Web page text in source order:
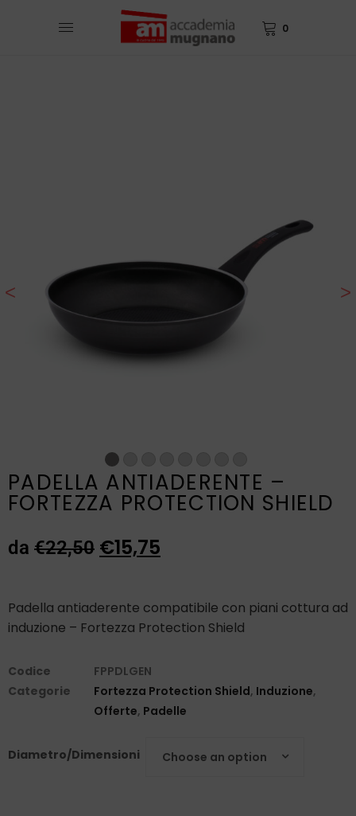
0
< >
PADELLA ANTIADERENTE –
FORTEZZA PROTECTION SHIELD
da €22,50 €15,75
Padella antiaderente compatibile con piani cottura ad
induzione – Fortezza Protection Shield
Codice
FPPDLGEN
Categorie
Fortezza Protection Shield, Induzione,
Offerte, Padelle
Diametro/Dimensioni Choose an option